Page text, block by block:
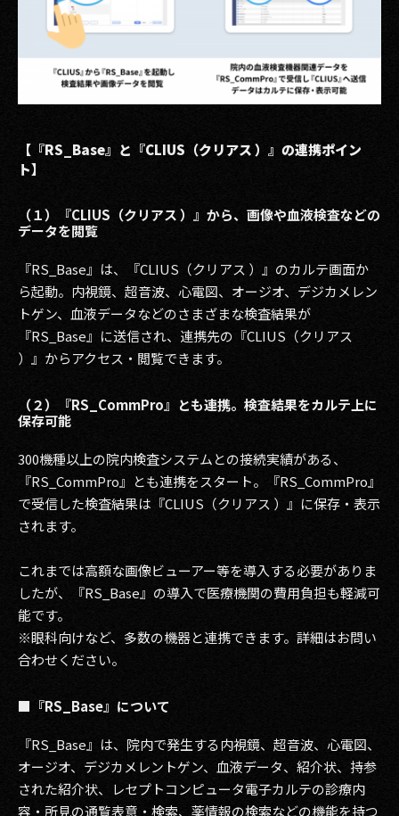
2013
2012
2011
2009
【『RS_Base』と『CLIUS（クリアス ）』の連携ポイン
ト】
（１）『CLIUS（クリアス ）』から、画像や血液検査などの
データを閲覧
『RS_Base』は、『CLIUS（クリアス ）』のカルテ画面か
ら起動。内視鏡、超音波、心電図、オージオ、デジカメレン
トゲン、血液データなどのさまざまな検査結果が
『RS_Base』に送信され、連携先の『CLIUS（クリアス
）』からアクセス・閲覧できます。
（２）『RS_CommPro』とも連携。検査結果をカルテ上に
保存可能
300機種以上の院内検査システムとの接続実績がある、
『RS_CommPro』とも連携をスタート。『RS_CommPro』
で受信した検査結果は『CLIUS（クリアス ）』に保存・表示
されます。
これまでは高額な画像ビューアー等を導入する必要がありま
したが、『RS_Base』の導入で医療機関の費用負担も軽減可
能です。
※眼科向けなど、多数の機器と連携できます。詳細はお問い
合わせください。
■『RS_Base』について
『RS_Base』は、院内で発生する内視鏡、超音波、心電図、
オージオ、デジカメレントゲン、血液データ、紹介状、持参
された紹介状、レセプトコンピュータ電子カルテの診療内
容・所見の通覧表意・検索、薬情報の検索などの機能を持つ